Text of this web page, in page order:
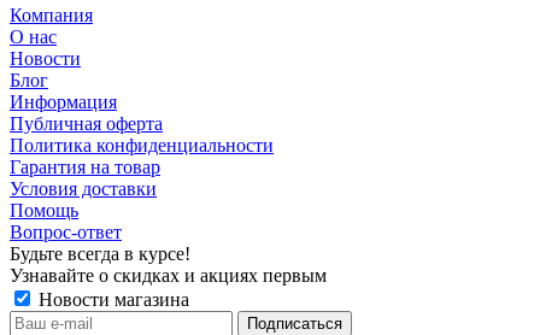
Компания
О нас
Новости
Блог
Информация
Публичная оферта
Политика конфиденциальности
Гарантия на товар
Условия доставки
Помощь
Вопрос-ответ
Будьте всегда в курсе!
Узнавайте о скидках и акциях первым
Новости магазина